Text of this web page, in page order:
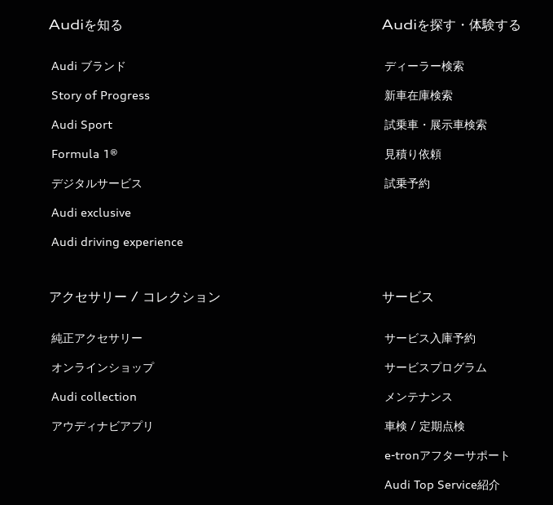
Audiを知る
Audi ブランド
Story of Progress
Audi Sport
Formula 1®
デジタルサービス
Audi exclusive
Audi driving experience
Audiを探す・体験する
ディーラー検索
新車在庫検索
試乗車・展示車検索
見積り依頼
試乗予約
アクセサリー / コレクション
純正アクセサリー
オンラインショップ
Audi collection
アウディナビアプリ
サービス
サービス入庫予約
サービスプログラム
メンテナンス
車検 / 定期点検
e-tronアフターサポート
Audi Top Service紹介